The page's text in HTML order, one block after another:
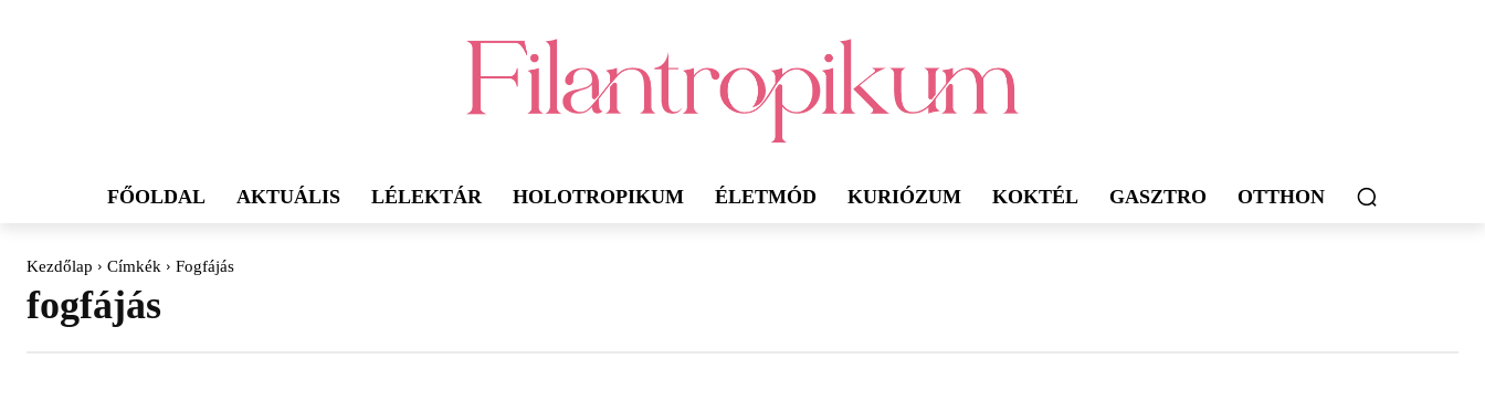
FŐOLDAL AKTUÁLIS LÉLEKTÁR HOLOTROPIKUM ÉLETMÓD KURIÓZUM KOKTÉL GASZTRO OTTHON
Kezdőlap Címkék Fogfájás
fogfájás